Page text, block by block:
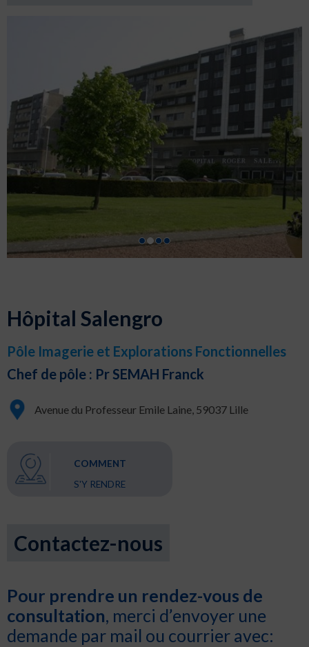
Hôpital Salengro
Pôle Imagerie et Explorations Fonctionnelles
Chef de pôle : Pr SEMAH Franck
Avenue du Professeur Emile Laine, 59037 Lille
COMMENT
S'Y RENDRE
Contactez-nous
Pour prendre un rendez-vous de
consultation, merci d’envoyer une
demande par mail ou courrier avec: